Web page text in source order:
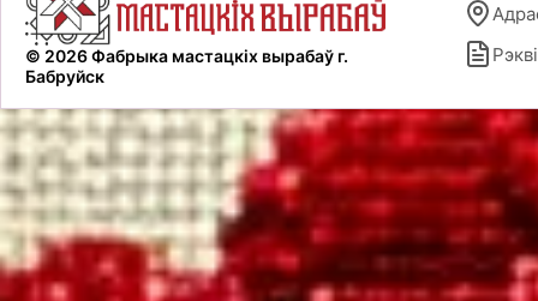
© 2026 Фабрыка мастацкіх вырабаў г.
Бабруйск